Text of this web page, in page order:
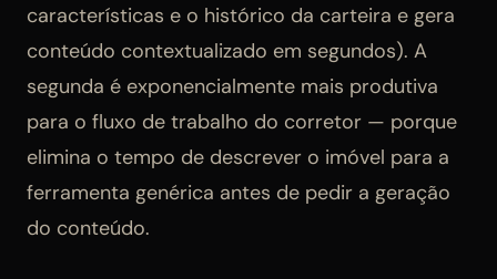
características e o histórico da carteira e gera
conteúdo contextualizado em segundos). A
segunda é exponencialmente mais produtiva
para o fluxo de trabalho do corretor — porque
elimina o tempo de descrever o imóvel para a
ferramenta genérica antes de pedir a geração
do conteúdo.